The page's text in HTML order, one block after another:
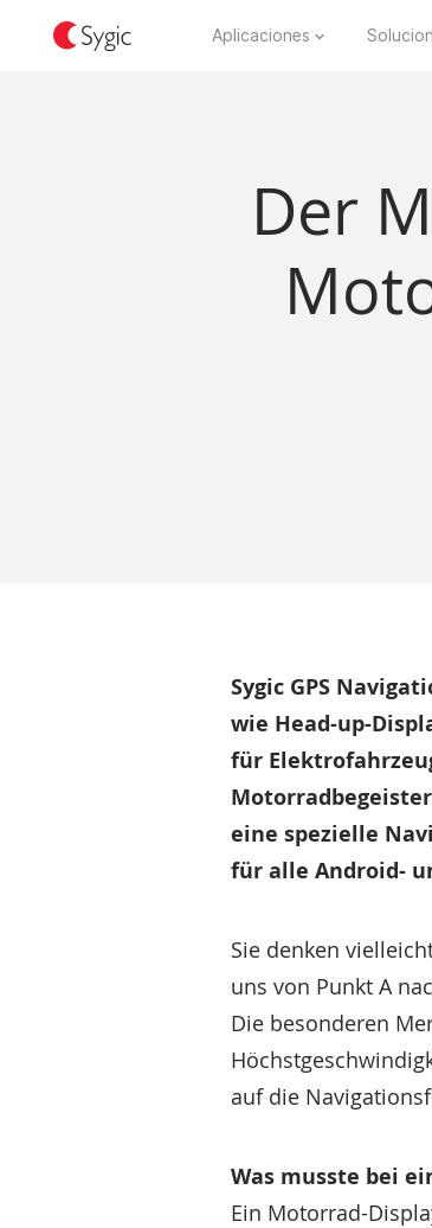
Aplicaciones
Der
Sygic GPS
wie Head-up-
für
eine spezielle
für alle Android-
Sie denken
uns von Punkt A
Die besonderen
auf die
Was musste bei
Ein Motorrad-